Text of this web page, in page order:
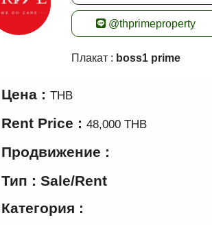
@thprimeproperty
Плакат : boss1 prime
Цена : THB
Rent Price : 48,000 THB
Продвижение :
Тип : Sale/Rent
Категория :